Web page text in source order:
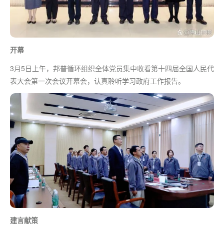
开幕
3月5日上午，邦普循环组织全体党员集中收看第十四届全国人民代
表大会第一次会议开幕会，认真聆听学习政府工作报告。
建言献策